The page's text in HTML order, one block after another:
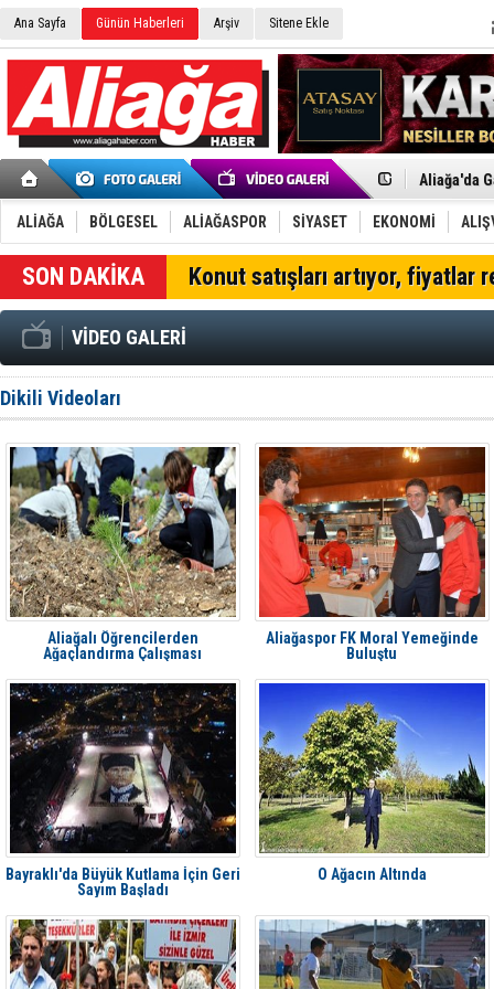
Ana Sayfa Günün Haberleri Arşiv Sitene Ekle
Aliağa'da
Furkan
Chp
AK Parti
SOCAR
Trafiği
Chp
ALİAĞA BÖLGESEL ALİAĞASPOR SİYASET EKONOMİ
SON DAKİKA Konut satışları artıyor, fiyatlar
VİDEO GALERİ
Dikili Videoları
Aliağalı Öğrencilerden
Ağaçlandırma Çalışması
Aliağaspor FK Moral Yemeğinde
Buluştu
Bayraklı'da Büyük Kutlama İçin Geri
Sayım Başladı
O Ağacın Altında